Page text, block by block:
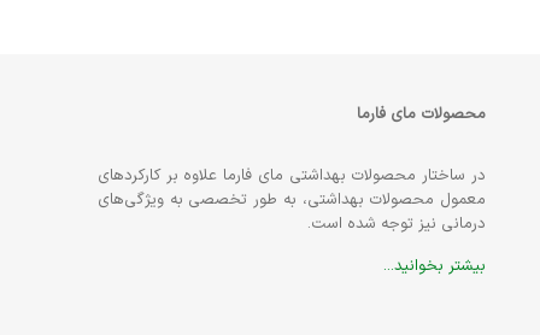
محصولات مای فارما
در ساختار محصولات بهداشتی مای فارما علاوه بر کارکردهای
معمول محصولات بهداشتی، به طور تخصصی به ویژگی‌های
درمانی نیز توجه شده است.
بیشتر بخوانید...